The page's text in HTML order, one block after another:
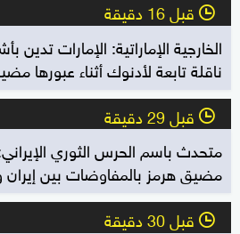
l قبل 16 دقيقة
الخارجية الإماراتية: الإمارات تدين
ناقلة تابعة لأدنوك أثناء عبورها
l قبل 29 دقيقة
متحدث باسم الحرس الثوري
مضيق هرمز بالمفاوضات بين
l قبل 30 دقيقة